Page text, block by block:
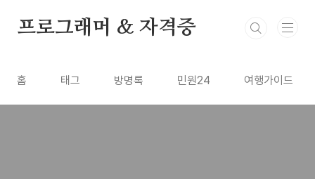
프로그래머 & 자격증
홈 태그 방명록 민원24 여행가이드